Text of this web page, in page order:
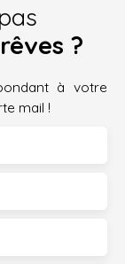
?
à votre
mail !